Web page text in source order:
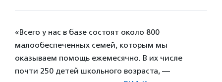
«Всего у нас в базе состоят около 800
малообеспеченных семей, которым мы
оказываем помощь ежемесячно. В их числе
почти 250 детей школьного возраста, —